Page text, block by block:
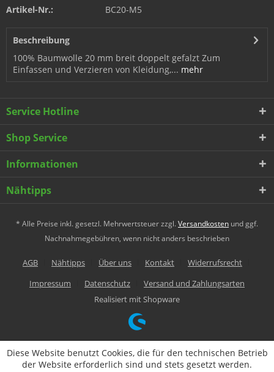
Artikel-Nr.: BC20-M5
Beschreibung
100% Baumwolle 20 mm breit doppelt gefalzt Zum
Einfassen und Verzieren von Kleidung,... mehr
Service Hotline
Shop Service
Informationen
Nähtipps
* Alle Preise inkl. gesetzl. Mehrwertsteuer zzgl. Versandkosten und ggf.
Nachnahmegebühren, wenn nicht anders beschrieben
AGB Nähtipps Über uns Kontakt
Widerrufsrecht
Impressum
Datenschutz
Versand und Zahlungsarten
Realisiert mit Shopware
Diese Website benutzt Cookies, die für den technischen Betrieb
der Website erforderlich sind und stets gesetzt werden.